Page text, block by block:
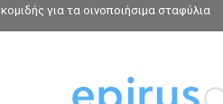
για τα οινοποιήσιμα σταφύλια